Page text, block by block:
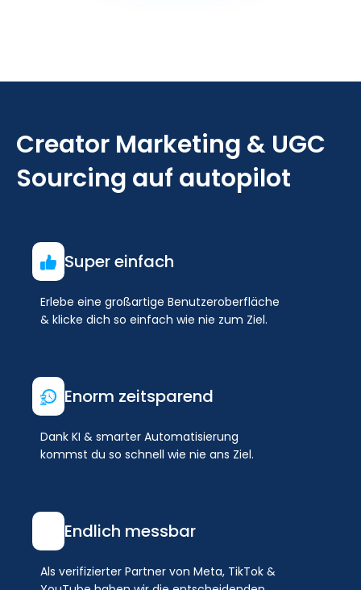
Creator Marketing & UGC
Sourcing auf autopilot
Super einfach
Erlebe eine großartige Benutzeroberfläche
& klicke dich so einfach wie nie zum Ziel.
Enorm zeitsparend
Dank KI & smarter Automatisierung
kommst du so schnell wie nie ans Ziel.
Endlich messbar
Als verifizierter Partner von Meta, TikTok &